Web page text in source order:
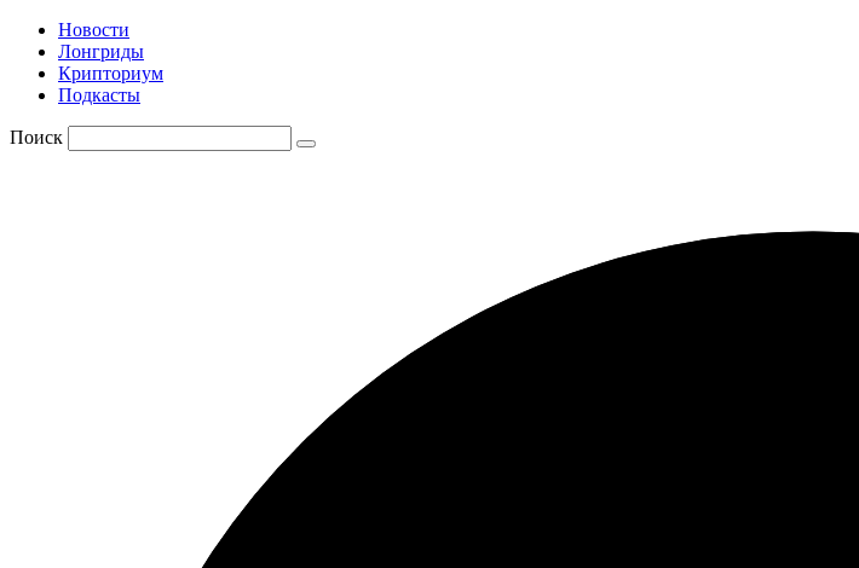
Новости
Лонгриды
Крипториум
Подкасты
Поиск